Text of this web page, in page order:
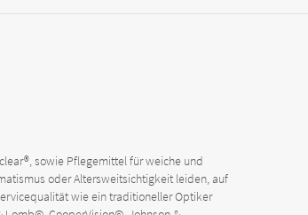
sowie Pflegemittel für weiche und
oder Altersweitsichtigkeit leiden, auf
wie ein traditioneller Optiker